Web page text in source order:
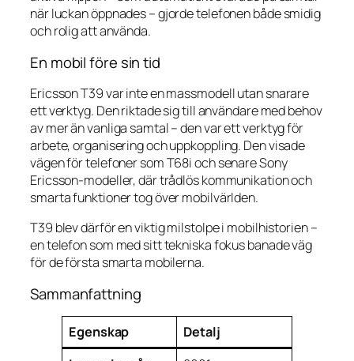
när luckan öppnades – gjorde telefonen både smidig
och rolig att använda.
En mobil före sin tid
Ericsson T39 var inte en massmodell utan snarare
ett verktyg. Den riktade sig till användare med behov
av mer än vanliga samtal – den var ett verktyg för
arbete, organisering och uppkoppling. Den visade
vägen för telefoner som T68i och senare Sony
Ericsson-modeller, där trådlös kommunikation och
smarta funktioner tog över mobilvärlden.
T39 blev därför en viktig milstolpe i mobilhistorien –
en telefon som med sitt tekniska fokus banade väg
för de första smarta mobilerna.
Sammanfattning
Egenskap
Detalj